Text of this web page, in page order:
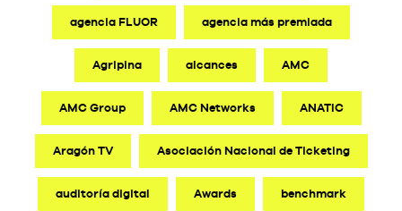
agencia FLUOR agencia más premiada
Agripina alcances AMC
AMC Group AMC Networks ANATIC
Aragón TV Asociación Nacional de Ticketing
auditoría digital Awards benchmark